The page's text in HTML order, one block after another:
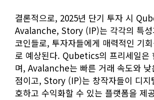
결론적으로, 2025년 단기 투자 시
Avalanche, Story (IP)는 각각의 특성
코인들로, 투자자들에게 매력적인 기
로 예상된다. Qubetics의 프리세일은
며, Avalanche는 빠른 거래 속도와 낮
점이고, Story (IP)는 창작자들이 디지
호하고 수익화할 수 있는 플랫폼을 제